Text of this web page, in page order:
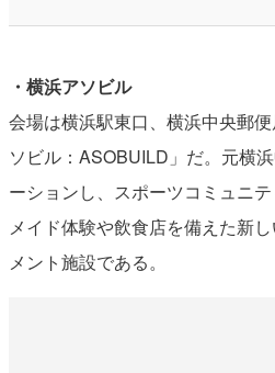
・横浜アソビル
会場は横浜駅東口、横浜中央郵
ソビル：ASOBUILD」だ。元横
ーションし、スポーツコミュニ
メイド体験や飲食店を備えた新
メント施設である。